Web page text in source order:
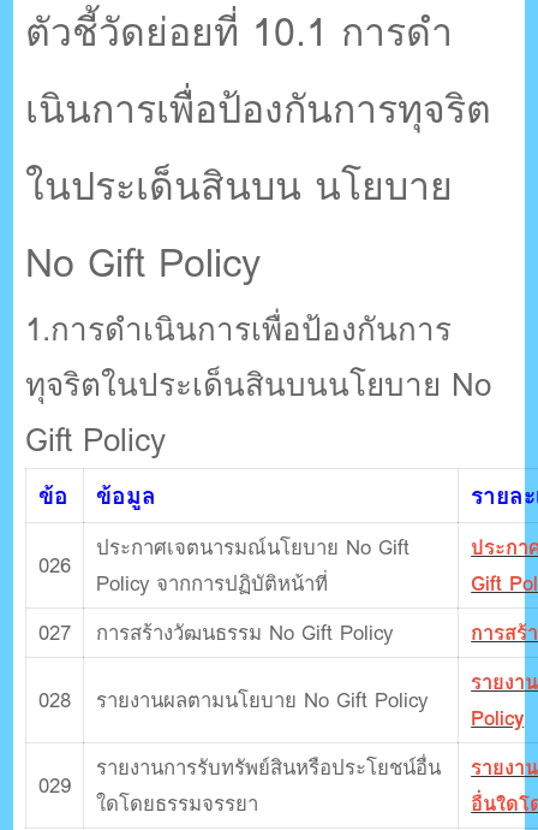
ตัวชี้วัดย่อยที่ 10.1 การดํา
เนินการเพื่อป้องกันการทุจริต
ในประเด็นสินบน นโยบาย
No Gift Policy
1.การดําเนินการเพื่อป้องกันการ
ทุจริตในประเด็นสินบนนโยบาย No
Gift Policy
ข้อ ข้อมูล รายล
026
ประกาศเจตนารมณ์นโยบาย No Gift
Policy จากการปฏิบัติหน้าที่
ประก
Gift
027
การสร้างวัฒนธรรม No Gift Policy การสร้
028 รายงานผลตามนโยบาย No Gift Policy
รายงา
Policy
029
รายงานการรับทรัพย์สินหรือประโยชน์อื่น
ใดโดยธรรมจรรยา
รายงา
อื่นใดโ